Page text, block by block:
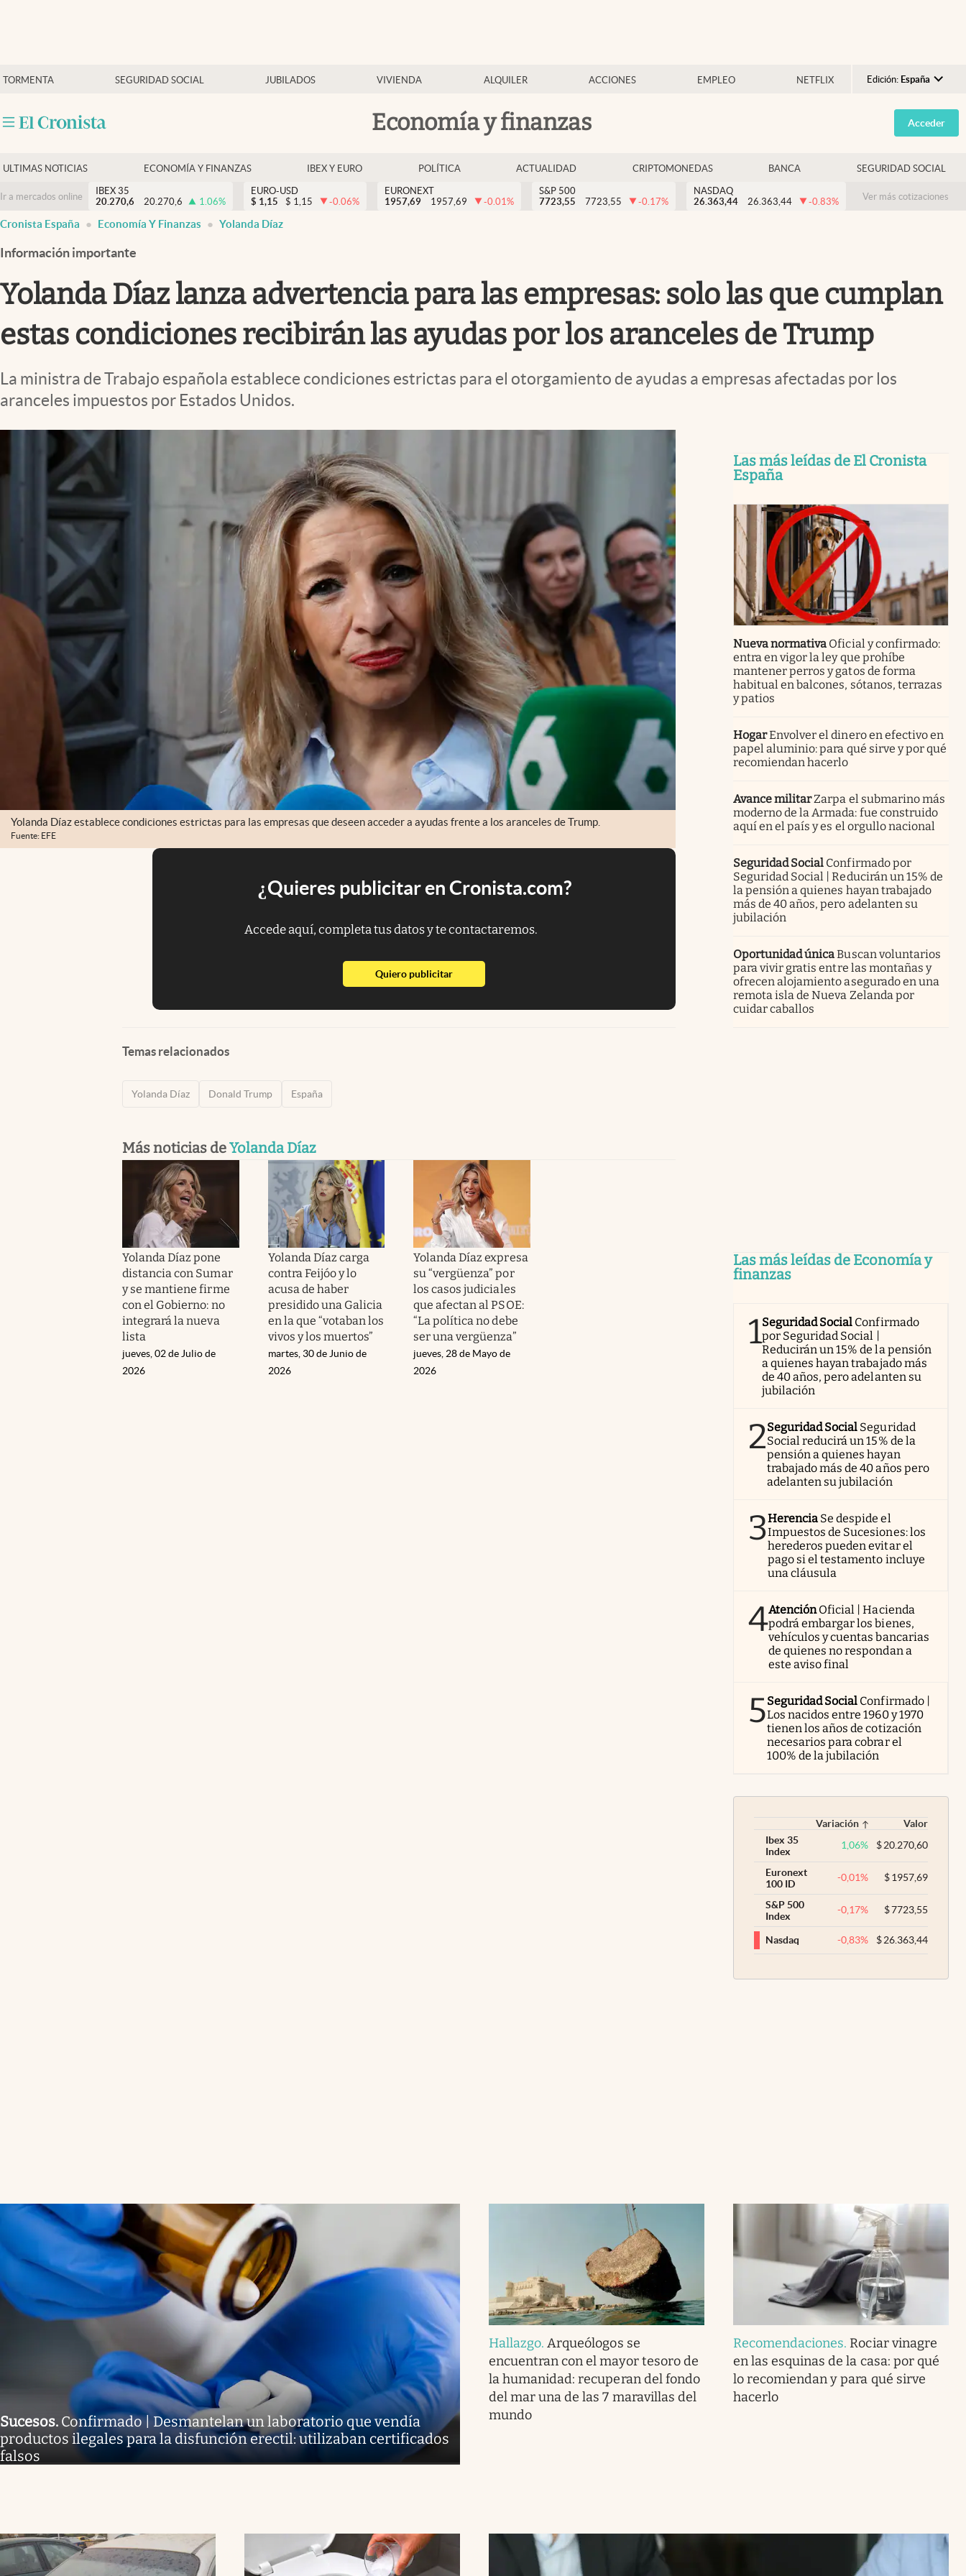
TORMENTA SEGURIDAD SOCIAL JUBILADOS VIVIENDA ALQUILER ACCIONES EMPLEO NETFLIX Edición: España
Argentina
España
USA
Colombia
Economía y finanzas
Economía y finanzas
Criptomonedas
Acceder
ULTIMAS NOTICIAS ECONOMÍA Y FINANZAS IBEX Y EURO POLÍTICA ACTUALIDAD CRIPTOMONEDAS BANCA SEGURIDAD SOCIAL
Ir a mercados online
IBEX 35
20.270,6
20.270,6 1.06%
EURO-USD
$ 1,15 $ 1,15 -0.06%
EURONEXT
1957,69
1957,69 -0.01%
S&P 500
7723,55
7723,55 -0.17%
NASDAQ
26.363,44
26.363,44 -0.83% Ver más cotizaciones
Cronista España Economía Y Finanzas Yolanda Díaz
Información importante
Yolanda Díaz lanza advertencia para las empresas: solo las que cumplan
estas condiciones recibirán las ayudas por los aranceles de Trump
La ministra de Trabajo española establece condiciones estrictas para el otorgamiento de ayudas a empresas afectadas por los
aranceles impuestos por Estados Unidos.
Yolanda Díaz establece condiciones estrictas para las empresas que deseen acceder a ayudas frente a los aranceles de Trump.
Fuente: EFE
¿Quieres publicitar en Cronista.com?
Accede aquí, completa tus datos y te contactaremos.
Quiero publicitarabre en nueva pestaña
Temas relacionados
Yolanda Díaz Donald Trump España
Más noticias deYolanda Díaz
Yolanda Díaz pone
distancia con Sumar
y se mantiene firme
con el Gobierno: no
integrará la nueva
lista
jueves, 02 de Julio de
2026
Yolanda Díaz carga
contra Feijóo y lo
acusa de haber
presidido una Galicia
en la que “votaban los
vivos y los muertos”
martes, 30 de Junio de
2026
Yolanda Díaz expresa
su “vergüenza” por
los casos judiciales
que afectan al PSOE:
“La política no debe
ser una vergüenza”
jueves, 28 de Mayo de
2026
Las más leídas de El Cronista
España
Nueva normativa Oficial y confirmado:
entra en vigor la ley que prohíbe
mantener perros y gatos de forma
habitual en balcones, sótanos, terrazas
y patios
HogarEnvolver el dinero en efectivo en
papel aluminio: para qué sirve y por qué
recomiendan hacerlo
Avance militarZarpa el submarino más
moderno de la Armada: fue construido
aquí en el país y es el orgullo nacional
Seguridad Social Confirmado por
Seguridad Social | Reducirán un 15% de
la pensión a quienes hayan trabajado
más de 40 años, pero adelanten su
jubilación
Oportunidad únicaBuscan voluntarios
para vivir gratis entre las montañas y
ofrecen alojamiento asegurado en una
remota isla de Nueva Zelanda por
cuidar caballos
Las más leídas de Economía y
finanzas
1Seguridad Social Confirmado
por Seguridad Social |
Reducirán un 15% de la pensión
a quienes hayan trabajado más
de 40 años, pero adelanten su
jubilación
2Seguridad Social Seguridad
Social reducirá un 15% de la
pensión a quienes hayan
trabajado más de 40 años pero
adelanten su jubilación
3Herencia Se despide el
Impuestos de Sucesiones: los
herederos pueden evitar el
pago si el testamento incluye
una cláusula
4AtenciónOficial | Hacienda
podrá embargar los bienes,
vehículos y cuentas bancarias
de quienes no respondan a
este aviso final
5Seguridad Social Confirmado |
Los nacidos entre 1960 y 1970
tienen los años de cotización
necesarios para cobrar el
100% de la jubilación
Variación
Valor
Ibex 35
Index
1,06% $20.270,60
Euronext
100 ID
-0,01% $1957,69
S&P 500
Index
-0,17% $7723,55
Nasdaq -0,83% $26.363,44
Sucesos. Confirmado | Desmantelan un laboratorio que vendía
productos ilegales para la disfunción erectil: utilizaban certificados
falsos
Hallazgo.Arqueólogos se
encuentran con el mayor tesoro de
la humanidad: recuperan del fondo
del mar una de las 7 maravillas del
mundo
Recomendaciones. Rociar vinagre
en las esquinas de la casa: por qué
lo recomiendan y para qué sirve
hacerlo